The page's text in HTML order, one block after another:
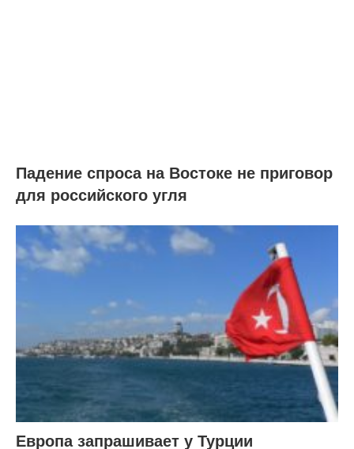
Падение спроса на Востоке не приговор
для российского угля
Европа запрашивает у Турции